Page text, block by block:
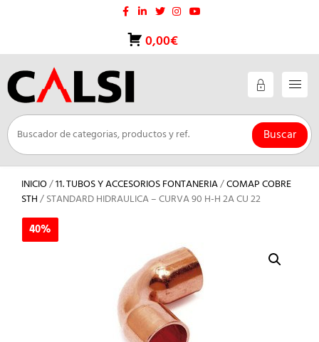
0,00€
Buscar
INICIO/11. TUBOS Y ACCESORIOS FONTANERIA/COMAP COBRE
STH/ STANDARD HIDRAULICA – CURVA 90 H-H 2A CU 22
40%
40%